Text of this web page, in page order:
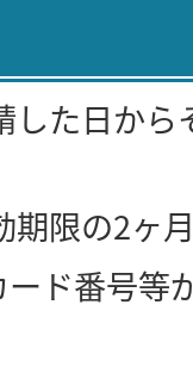
した日か
限の2ヶ
ド番号等